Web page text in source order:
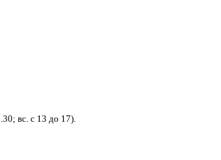
вс. с 13 до 17).